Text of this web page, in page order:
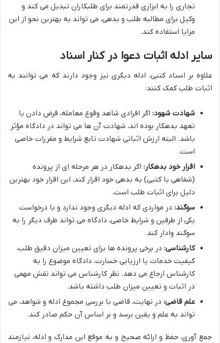
تجاری را به ابزاری قدرتمند برای طلبکاران تبدیل می کند و
وکیل برای مطالبه طلب و بدهی، می تواند به بهترین نحو از این
مزایا استفاده کند.
سایر ادله اثبات دعوا در کنار اسناد
علاوه بر اسناد کتبی، ادله دیگری نیز وجود دارند که می توانند به
اثبات طلب کمک کنند:
شهادت شهود: اگر افرادی شاهد وقوع معامله، قرض دادن یا
تعهد بدهکار بوده اند، شهادت آن ها می تواند در دادگاه مؤثر
باشد. البته ارزش اثباتی شهادت تابع شرایط و مقررات خاصی
است.
اقرار خود بدهکار: اگر بدهکار در هر مرحله ای از پرونده
(شفاهی یا کتبی) به بدهی خود اقرار کند، این اقرار خود بهترین
دلیل برای اثبات طلب است.
سوگند: در مواردی که ادله دیگری وجود ندارد و با درخواست
یکی از طرفین و شرایط خاصی، دادگاه می تواند طرف دیگر را به
سوگند وادار کند.
کارشناسی: در برخی پرونده ها برای تعیین میزان دقیق طلب،
کیفیت خدمات یا ارزیابی خسارت، دادگاه موضوع را به
کارشناس ارجاع می دهد. نظر کارشناس می تواند نقش مهمی
در اثبات و تعیین میزان طلب داشته باشد.
علم قاضی: در نهایت، قاضی با بررسی مجموع ادله و شواهد، می
تواند به علم و یقین برسد و بر اساس آن حکم صادر کند.
جمع آوری، حفظ و ارائه صحیح و به موقع این مدارک و ادله، نیازمند